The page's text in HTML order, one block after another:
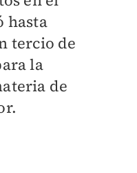
hasta
tercio de
la
de